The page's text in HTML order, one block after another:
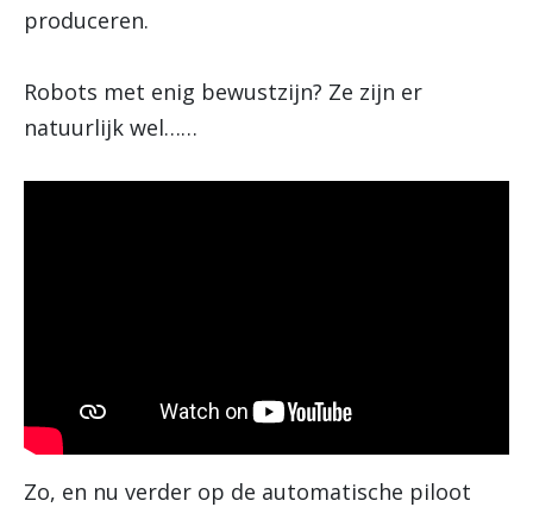
produceren.
Robots met enig bewustzijn? Ze zijn er
natuurlijk wel……
Zo, en nu verder op de automatische piloot